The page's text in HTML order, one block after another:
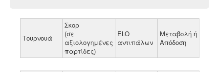
Τουρνουά
Σκορ
(σε
αξιολογημένες
παρτίδες)
ELO
αντιπάλων
Μεταβολή ή
Απόδοση